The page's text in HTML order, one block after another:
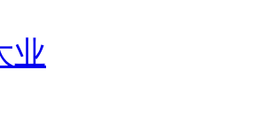
业